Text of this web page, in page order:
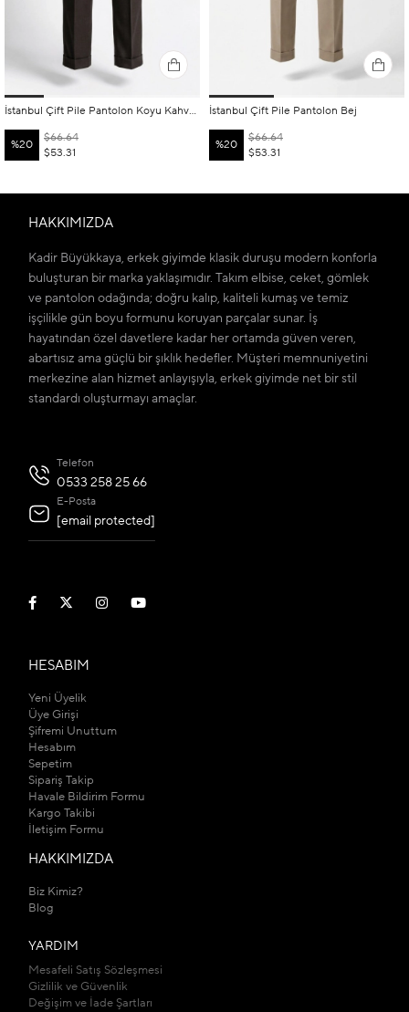
İstanbul Çift Pile Pantolon Koyu Kahverengi
%20
$53.31
$66.64
İstanbul Çift Pile Pantolon Bej
%20
$53.31
$66.64
HAKKIMIZDA
Kadir Büyükkaya, erkek giyimde klasik duruşu modern konforla
buluşturan bir marka yaklaşımıdır. Takım elbise, ceket, gömlek
ve pantolon odağında; doğru kalıp, kaliteli kumaş ve temiz
işçilikle gün boyu formunu koruyan parçalar sunar. İş
hayatından özel davetlere kadar her ortamda güven veren,
abartısız ama güçlü bir şıklık hedefler. Müşteri memnuniyetini
merkezine alan hizmet anlayışıyla, erkek giyimde net bir stil
standardı oluşturmayı amaçlar.
Telefon
0533 258 25 66
E-Posta
[email protected]
HESABIM
Yeni Üyelik
Üye Girişi
Şifremi Unuttum
Hesabım
Sepetim
Sipariş Takip
Havale Bildirim Formu
Kargo Takibi
İletişim Formu
HAKKIMIZDA
Biz Kimiz?
Blog
YARDIM
Mesafeli Satış Sözleşmesi
Gizlilik ve Güvenlik
Değişim ve İade Şartları